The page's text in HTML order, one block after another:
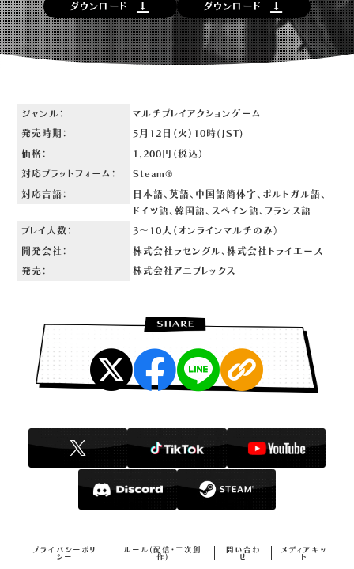
ダウンロード ダウンロード
ジャンル： マルチプレイアクションゲーム
発売時期： 5月12日（火）10時(JST)
価格： 1,200円（税込）
対応プラットフォーム： Steam®
対応言語：
日本語、英語、中国語簡体字、ポルトガル語、
ドイツ語、 韓国語、スペイン語、フランス語
プレイ人数： 3～10人（オンラインマルチのみ）
開発会社： 株式会社ラセングル、株式会社トライエース
発売： 株式会社アニプレックス
プライバシーポリ
シー
ルール(配信・二次創
作)
問い合わ
せ
メディアキッ
ト